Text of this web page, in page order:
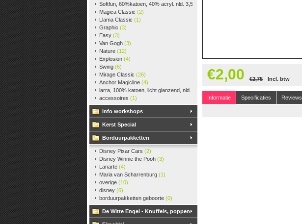
Softfun, 60%katoen, 40% acryl. nld. 3,5-4. ca. 140m, 50 gr.
Magica Classic (2)
Llama Classic (1)
Graphic (3)
Easy (3)
Van Gogh (3)
Nature (12)
Explosion (4)
Swing (6)
Mirage Classic (26)
Anchor Magicline (4)
larra, 100% katoen, licht glanzend, nld. 2,5-3, ca. 125m, 50 gr.(38)
accessoires (1)
info workshops
Kerst Special
Borduurpakketten
Disney Pixar Cars (2)
Disney Winnie the Pooh (3)
Lanarte (4)
Maria van Scharrenburg (1)
overige (10)
disney (6)
borduurpakketten geboorte (0)
De Witte Engel - Knuffels, poppen
€2,00 €2,75 Incl. btw
Informatie
Specificaties Reviews